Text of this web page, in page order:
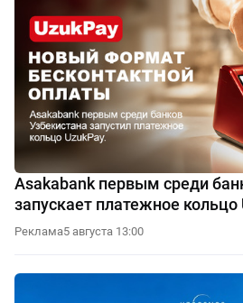
Asakabank первым среди
запускает платежное кольцо
Реклама5 августа 13:00